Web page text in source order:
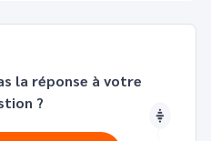
la réponse à votre
?